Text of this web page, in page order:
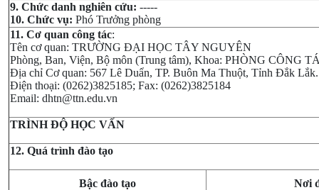
9. Chức danh nghiên cứu: -----
10. Chức vụ: Phó Trưởng phòng
11. Cơ quan công tác:
Tên cơ quan: TRƯỜNG ĐẠI HỌC TÂY NGUYÊN
Phòng, Ban, Viện, Bộ môn (Trung tâm), Khoa: PHÒNG CÔNG
Địa chỉ Cơ quan: 567 Lê Duẩn, TP. Buôn Ma Thuột, Tỉnh Đắk Lắk.
Điện thoại: (0262)3825185; Fax: (0262)3825184
Email: dhtn@ttn.edu.vn
TRÌNH ĐỘ HỌC VẤN
12. Quá trình đào tạo
Bậc đào tạo Nơi